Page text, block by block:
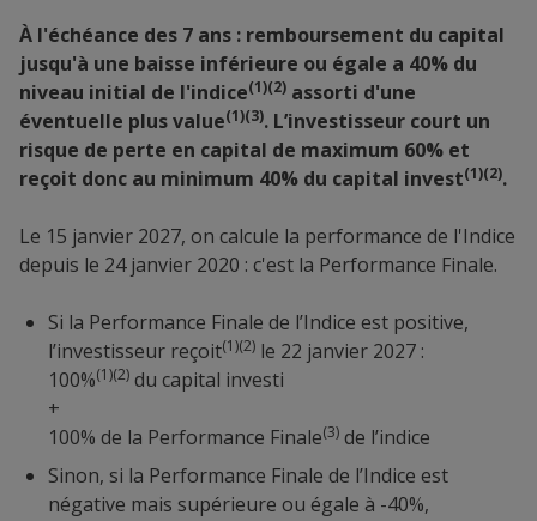
À l'échéance des 7 ans : remboursement du capital
jusqu'à une baisse inférieure ou égale a 40% du
niveau initial de l'indice(1)(2) assorti d'une
éventuelle plus value(1)(3). L’investisseur court un
risque de perte en capital de maximum 60% et
reçoit donc au minimum 40% du capital invest(1)(2).
Le 15 janvier 2027, on calcule la performance de l'Indice
depuis le 24 janvier 2020 : c'est la Performance Finale.
Si la Performance Finale de l’Indice est positive,
l’investisseur reçoit(1)(2) le 22 janvier 2027 :
100%(1)(2) du capital investi
+
100% de la Performance Finale(3) de l’indice
Sinon, si la Performance Finale de l’Indice est
négative mais supérieure ou égale à -40%,